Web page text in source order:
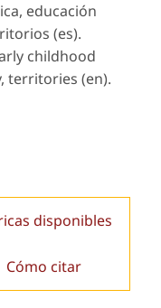
educación
(es).
childhood
territories (en).
disponibles
Cómo citar